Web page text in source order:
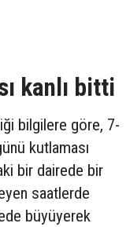
kanlı bitti
bilgilere göre, 7-
kutlaması
bir dairede bir
saatlerde
büyüyerek